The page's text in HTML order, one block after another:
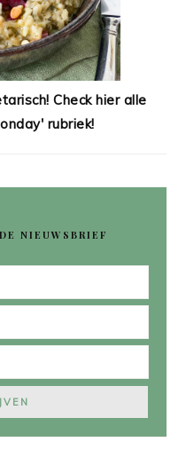
Check hier alle
rubriek!
NIEUWSBRIEF